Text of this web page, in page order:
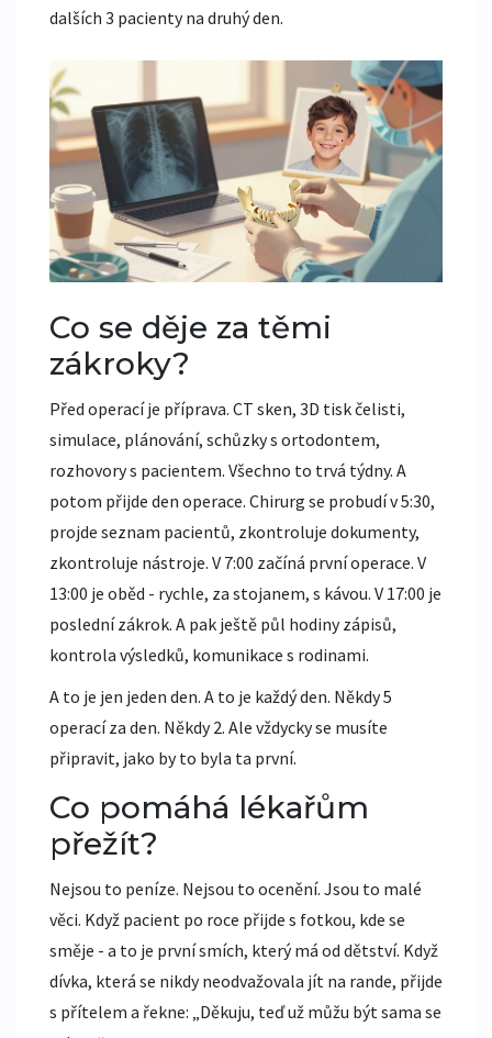
dalších 3 pacienty na druhý den.
Co se děje za těmi
zákroky?
Před operací je příprava. CT sken, 3D tisk čelisti,
simulace, plánování, schůzky s ortodontem,
rozhovory s pacientem. Všechno to trvá týdny. A
potom přijde den operace. Chirurg se probudí v 5:30,
projde seznam pacientů, zkontroluje dokumenty,
zkontroluje nástroje. V 7:00 začíná první operace. V
13:00 je oběd - rychle, za stojanem, s kávou. V 17:00 je
poslední zákrok. A pak ještě půl hodiny zápisů,
kontrola výsledků, komunikace s rodinami.
A to je jen jeden den. A to je každý den. Někdy 5
operací za den. Někdy 2. Ale vždycky se musíte
připravit, jako by to byla ta první.
Co pomáhá lékařům
přežít?
Nejsou to peníze. Nejsou to ocenění. Jsou to malé
věci. Když pacient po roce přijde s fotkou, kde se
směje - a to je první smích, který má od dětství. Když
dívka, která se nikdy neodvažovala jít na rande, přijde
s přítelem a řekne: „Děkuju, teď už můžu být sama se